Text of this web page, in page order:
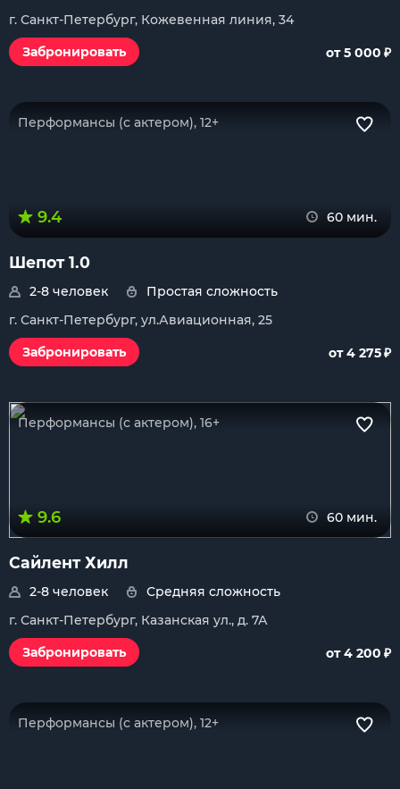
г. Санкт-Петербург, Кожевенная линия, 34
Забронировать
от 5 000 ₽
Перформансы (с актером), 12+
9.4 60 мин.
Шепот 1.0
2-8 человек
Простая сложность
г. Санкт-Петербург, ул.Авиационная, 25
Забронировать
от 4 275₽
Перформансы (с актером), 16+
9.6 60 мин.
Сайлент Хилл
2-8 человек
Средняя сложность
г. Санкт-Петербург, Казанская ул., д. 7А
Забронировать
от 4 200 ₽
Перформансы (с актером), 12+